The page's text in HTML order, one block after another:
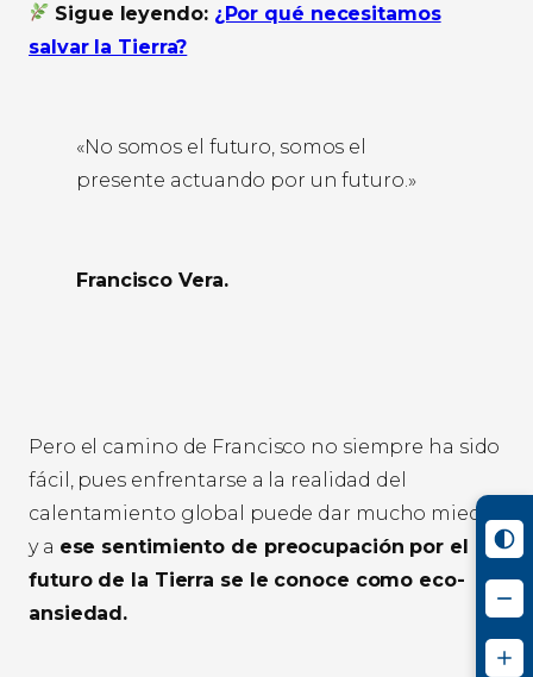
Sigue leyendo: ¿Por qué necesitamos
salvar la Tierra?
«No somos el futuro, somos el
presente actuando por un futuro.»
Francisco Vera.
Pero el camino de Francisco no siempre ha sido
fácil, pues enfrentarse a la realidad del
calentamiento global puede dar mucho miedo
y a ese sentimiento de preocupación por el
futuro de la Tierra se le conoce como eco-
ansiedad.